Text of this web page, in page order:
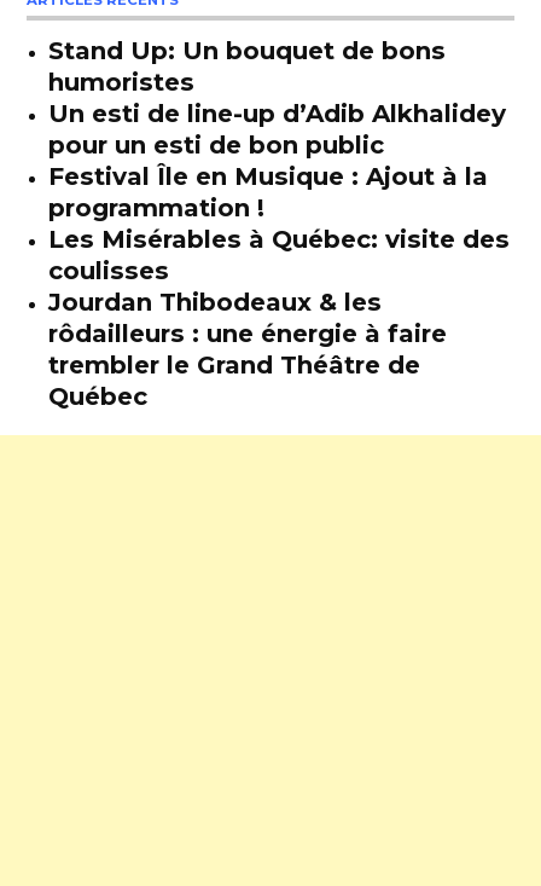
Stand Up: Un bouquet de bons
humoristes
Un esti de line-up d’Adib Alkhalidey
pour un esti de bon public
Festival Île en Musique : Ajout à la
programmation !
Les Misérables à Québec: visite des
coulisses
Jourdan Thibodeaux & les
rôdailleurs : une énergie à faire
trembler le Grand Théâtre de
Québec